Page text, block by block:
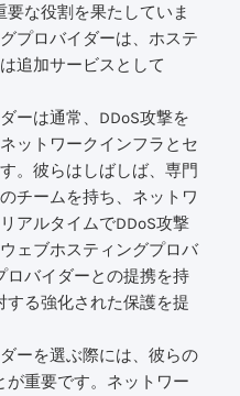
要な役割を果たしていま
プロバイダーは、ホステ
追加サービスとして
ーは通常、DDoS攻撃を
ットワークインフラとセ
。彼らはしばしば、専門
チームを持ち、ネットワ
アルタイムでDDoS攻撃
ェブホスティングプロバ
ロバイダーとの提携を持
する強化された保護を提
ーを選ぶ際には、彼らの
が重要です。ネットワー